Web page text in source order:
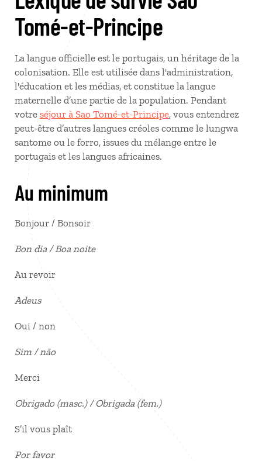
Tomé-et-Principe
La langue officielle est le portugais, un héritage de la
colonisation. Elle est utilisée dans l'administration,
l'éducation et les médias, et constitue la langue
maternelle d’une partie de la population. Pendant
votre séjour à Sao Tomé-et-Principe, vous entendrez
peut-être d’autres langues créoles comme le lungwa
santome ou le forro, issues du mélange entre le
portugais et les langues africaines.
Au minimum
Bonjour / Bonsoir
Bon dia / Boa noite
Au revoir
Adeus
Oui / non
Sim / não
Merci
Obrigado (masc.) / Obrigada (fem.)
S’il vous plaît
Por favor